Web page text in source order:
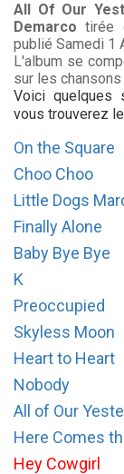
All Of Our
Demarco tirée
publié Samedi 1
L'album se
sur les
Voici quelques
vous trouverez
On the Square
Choo Choo
Little Dogs
Finally Alone
Baby Bye Bye
K
Preoccupied
Skyless Moon
Heart to Heart
Nobody
All of Our
Here Comes
Hey Cowgirl